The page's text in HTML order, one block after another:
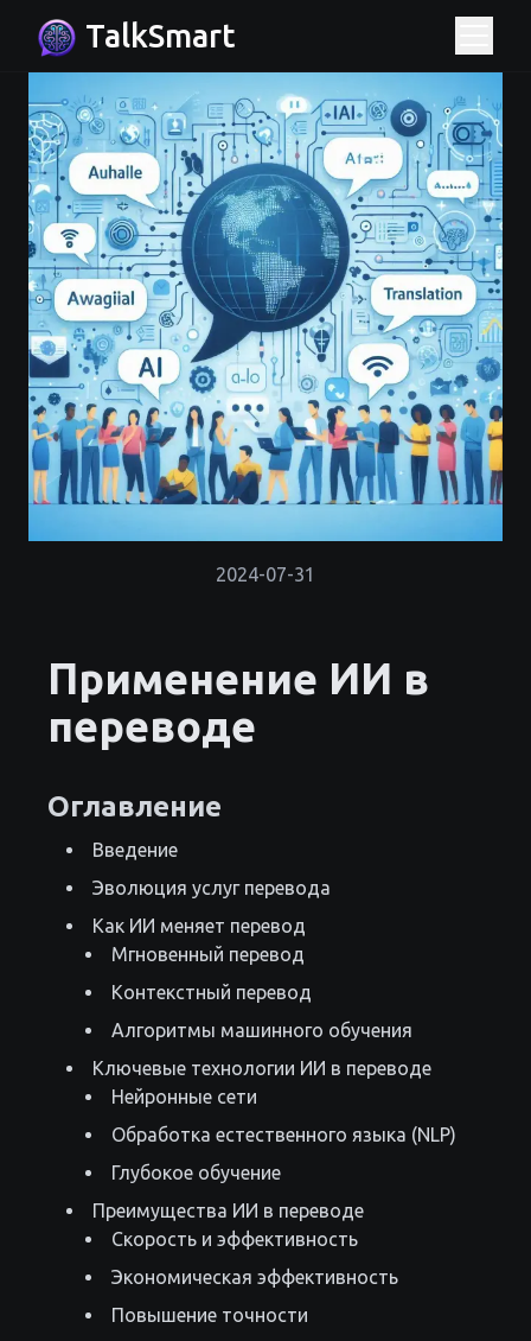
TalkSmart
2024-07-31
Применение ИИ в
переводе
Оглавление
Введение
Эволюция услуг перевода
Как ИИ меняет перевод
Мгновенный перевод
Контекстный перевод
Алгоритмы машинного обучения
Ключевые технологии ИИ в переводе
Нейронные сети
Обработка естественного языка (NLP)
Глубокое обучение
Преимущества ИИ в переводе
Скорость и эффективность
Экономическая эффективность
Повышение точности